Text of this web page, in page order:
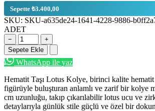
Sepette ₺3.400,00
SKU: SKU-a635de24-1641-4228-9886-
ADET
−
+
Sepete Ekle
WhatsApp ile yaz
Hematit Taşı Lotus Kolye, birinci kalite hematit
figürüyle buluşturan anlamlı ve zarif bir kolye
cm uzunluğu, takıp çıkarılabilir lotus ucu ve
detaylarıyla günlük stile güçlü ve özel bir